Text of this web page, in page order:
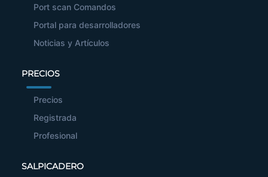
Port scan Comandos
Portal para desarrolladores
Noticias y Artículos
PRECIOS
Precios
Registrada
Profesional
SALPICADERO